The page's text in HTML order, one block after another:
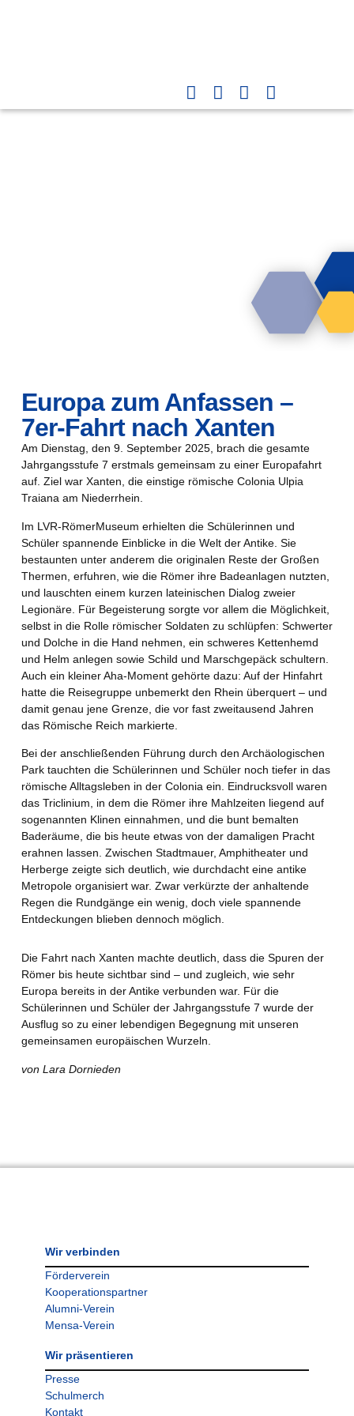
Europa zum Anfassen –
7er-Fahrt nach Xanten
Am Dienstag, den 9. September 2025, brach die gesamte
Jahrgangsstufe 7 erstmals gemeinsam zu einer Europafahrt
auf. Ziel war Xanten, die einstige römische Colonia Ulpia
Traiana am Niederrhein.
Im LVR-RömerMuseum erhielten die Schülerinnen und
Schüler spannende Einblicke in die Welt der Antike. Sie
bestaunten unter anderem die originalen Reste der Großen
Thermen, erfuhren, wie die Römer ihre Badeanlagen nutzten,
und lauschten einem kurzen lateinischen Dialog zweier
Legionäre. Für Begeisterung sorgte vor allem die Möglichkeit,
selbst in die Rolle römischer Soldaten zu schlüpfen: Schwerter
und Dolche in die Hand nehmen, ein schweres Kettenhemd
und Helm anlegen sowie Schild und Marschgepäck schultern.
Auch ein kleiner Aha-Moment gehörte dazu: Auf der Hinfahrt
hatte die Reisegruppe unbemerkt den Rhein überquert – und
damit genau jene Grenze, die vor fast zweitausend Jahren
das Römische Reich markierte.
Bei der anschließenden Führung durch den Archäologischen
Park tauchten die Schülerinnen und Schüler noch tiefer in das
römische Alltagsleben in der Colonia ein. Eindrucksvoll waren
das Triclinium, in dem die Römer ihre Mahlzeiten liegend auf
sogenannten Klinen einnahmen, und die bunt bemalten
Baderäume, die bis heute etwas von der damaligen Pracht
erahnen lassen. Zwischen Stadtmauer, Amphitheater und
Herberge zeigte sich deutlich, wie durchdacht eine antike
Metropole organisiert war. Zwar verkürzte der anhaltende
Regen die Rundgänge ein wenig, doch viele spannende
Entdeckungen blieben dennoch möglich.
Die Fahrt nach Xanten machte deutlich, dass die Spuren der
Römer bis heute sichtbar sind – und zugleich, wie sehr
Europa bereits in der Antike verbunden war. Für die
Schülerinnen und Schüler der Jahrgangsstufe 7 wurde der
Ausflug so zu einer lebendigen Begegnung mit unseren
gemeinsamen europäischen Wurzeln.
von Lara Dornieden
Wir verbinden
Förderverein
Kooperationspartner
Alumni-Verein
Mensa-Verein
Wir präsentieren
Presse
Schulmerch
Kontakt